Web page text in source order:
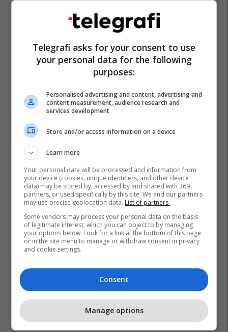
1
Telegrafi asks for your consent to use
your personal data for the following
purposes:
Personalised advertising and content, advertising and
content measurement, audience research and
services development
Store and/or access information on a device
Learn more
Your personal data will be processed and information from
your device (cookies, unique identifiers, and other device
data) may be stored by, accessed by and shared with 369
partners, or used specifically by this site. We and our partners
may use precise geolocation data. List of partners.
Some vendors may process your personal data on the basis
of legitimate interest, which you can object to by managing
your options below. Look for a link at the bottom of this page
or in the site menu to manage or withdraw consent in privacy
and cookie settings.
Consent
Manage options